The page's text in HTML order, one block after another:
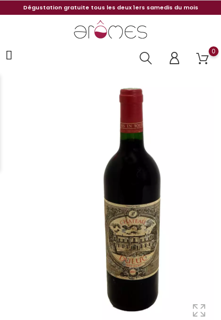
Dégustation gratuite tous les deux 1ers samedis du mois
0